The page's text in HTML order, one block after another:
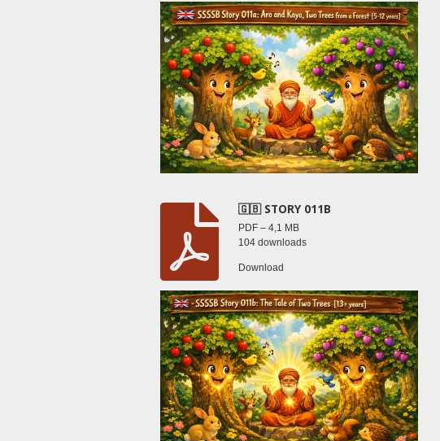
🇬🇧 STORY 011B
PDF – 4,1 MB
104 downloads
Download